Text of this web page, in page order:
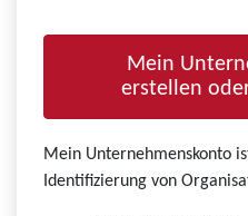
Mein
erstellen
Mein Unternehmenskonto
Identifizierung von